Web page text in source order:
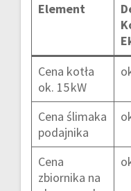
Element
Cena kotła
ok. 15 kW
Cena ślimaka
podajnika
Cena
zbiornika na